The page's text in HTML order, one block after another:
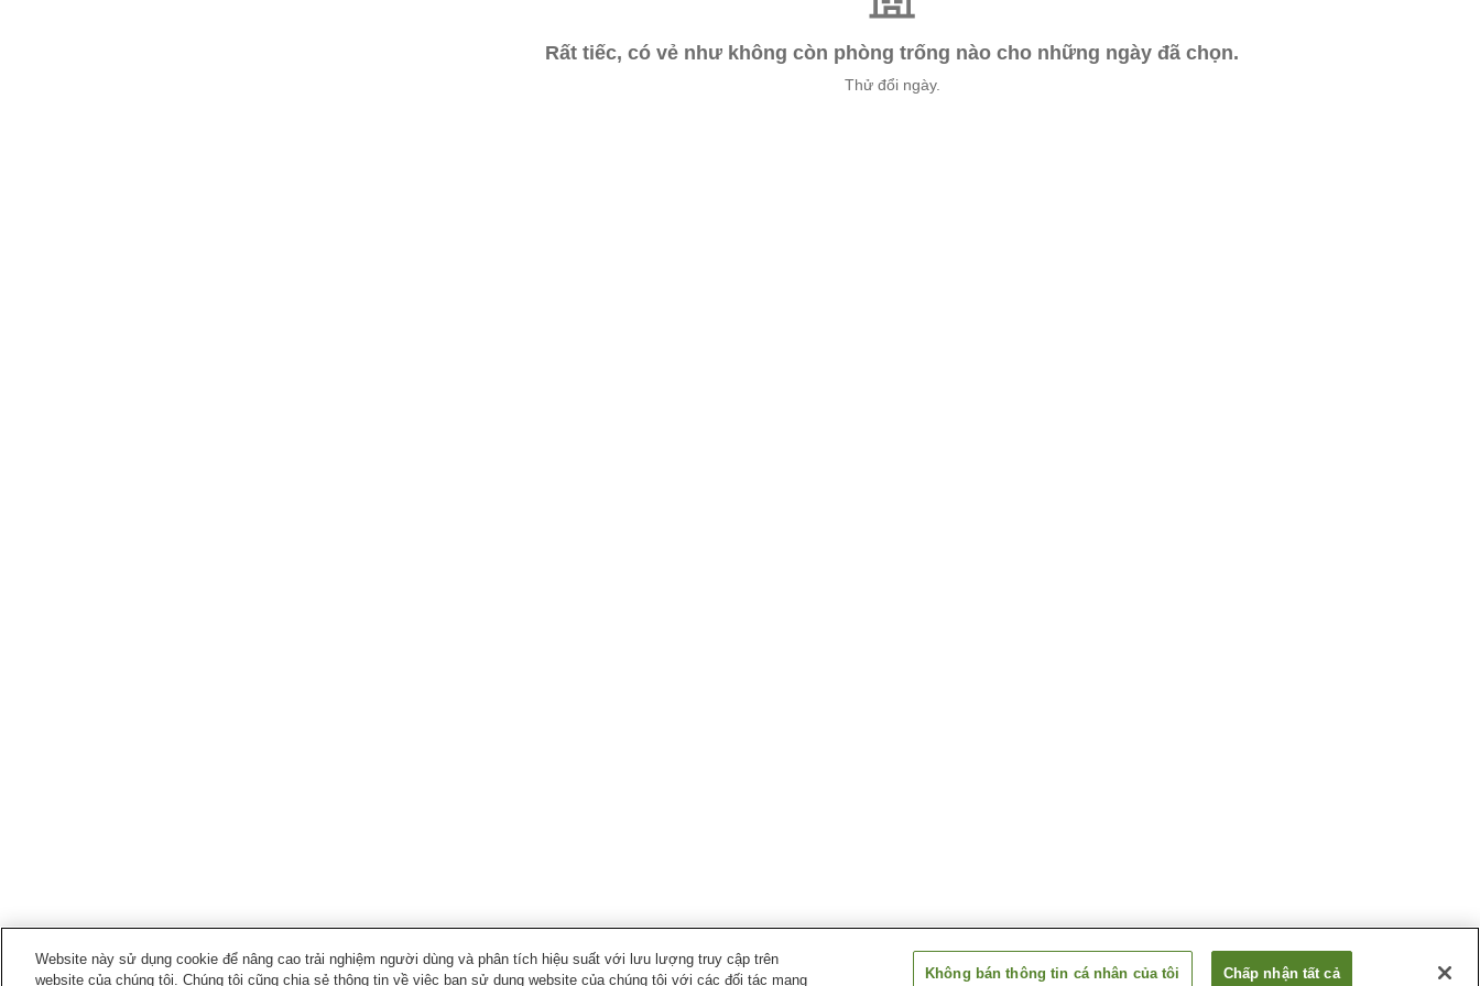
Rất tiếc, có vẻ như không còn phòng trống nào cho những ngày đã chọn.
Thử đổi ngày.
Website này sử dụng cookie để nâng cao trải nghiệm người dùng và phân tích hiệu suất với lưu lượng truy cập trên
website của chúng tôi. Chúng tôi cũng chia sẻ thông tin về việc bạn sử dụng website của chúng tôi với các đối tác mạng
Không bán thông tin cá nhân của tôi Chấp nhận tất cả